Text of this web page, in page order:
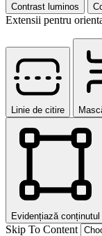
Contrast luminos
Extensii pentru
Linie de citire
Evidențiază conținutul
Skip To Content